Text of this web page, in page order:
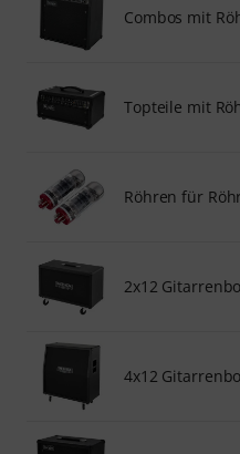
Combos mit
Topteile mit
Röhren für
2x12
4x12